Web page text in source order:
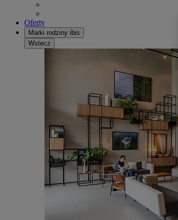
Oferty
Marki rodziny ibis
Wstecz